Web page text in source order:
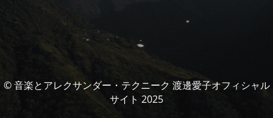
© 音楽とアレクサンダー・テクニーク 渡邊愛子オフィシャル
サイト 2025